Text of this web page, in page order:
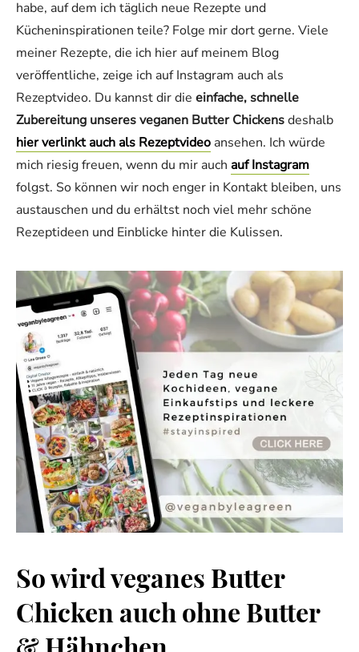
habe, auf dem ich täglich neue Rezepte und
Kücheninspirationen teile? Folge mir dort gerne. Viele
meiner Rezepte, die ich hier auf meinem Blog
veröffentliche, zeige ich auf Instagram auch als
Rezeptvideo. Du kannst dir die einfache, schnelle
Zubereitung unseres veganen Butter Chickensdeshalb
hier verlinkt auch als Rezeptvideo ansehen. Ich würde
mich riesig freuen, wenn du mir auch auf Instagram
folgst. So können wir noch enger in Kontakt bleiben, uns
austauschen und du erhältst noch viel mehr schöne
Rezeptideen und Einblicke hinter die Kulissen.
So wird veganes Butter
Chicken auch ohne Butter